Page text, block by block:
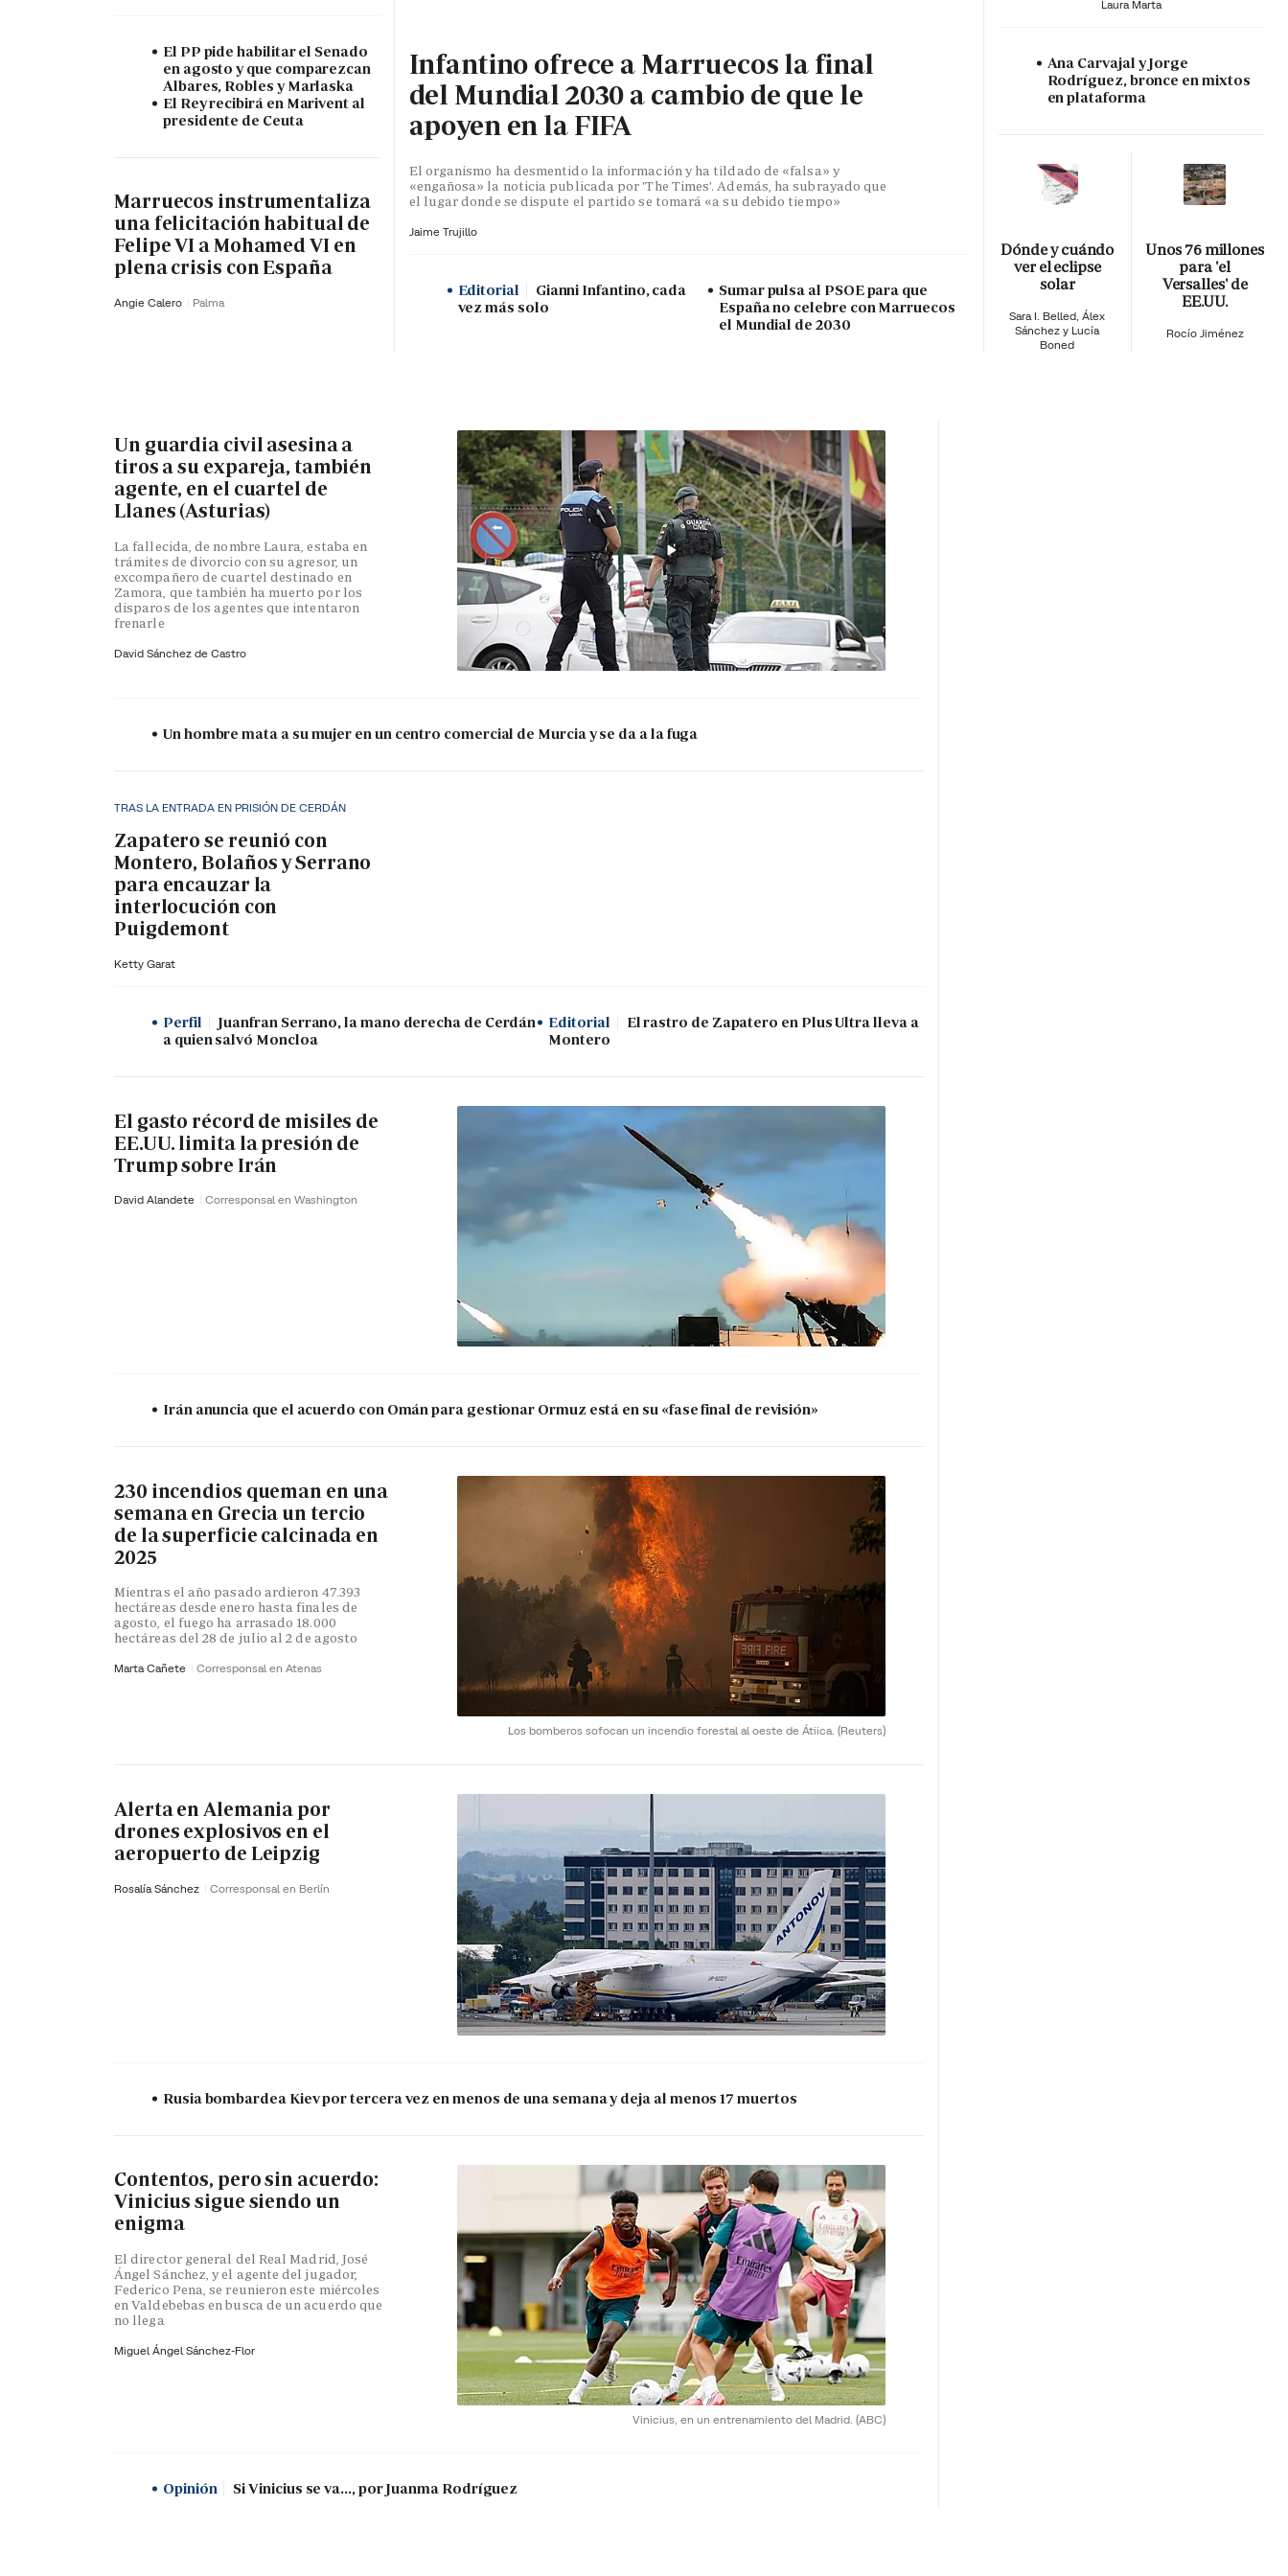
El PP pide habilitar el Senado
en agosto y que comparezcan
Albares, Robles y Marlaska
El Rey recibirá en Marivent al
presidente de Ceuta
Marruecos instrumentaliza
una felicitación habitual de
Felipe VI a Mohamed VI en
plena crisis con España
Angie Calero Palma
Infantino ofrece a Marruecos la final
del Mundial 2030 a cambio de que le
apoyen en la FIFA
El organismo ha desmentido la información y ha tildado de «falsa» y
«engañosa» la noticia publicada por 'The Times'. Además, ha subrayado que
el lugar donde se dispute el partido se tomará «a su debido tiempo»
Jaime Trujillo
Editorial
Gianni Infantino, cada
vez más solo
Sumar pulsa al PSOE para que
España no celebre con Marruecos
el Mundial de 2030
Laura Marta
Ana Carvajal y Jorge
Rodríguez, bronce en mixtos
en plataforma
Dónde y cuándo
ver el eclipse
solar
Sara I. Belled, Álex
Sánchez y Lucía
Boned
Unos 76 millones
para 'el
Versalles' de
EE.UU.
Rocío Jiménez
Un guardia civil asesina a
tiros a su expareja, también
agente, en el cuartel de
Llanes (Asturias)
La fallecida, de nombre Laura, estaba en
trámites de divorcio con su agresor, un
excompañero de cuartel destinado en
Zamora, que también ha muerto por los
disparos de los agentes que intentaron
frenarle
David Sánchez de Castro
Un hombre mata a su mujer en un centro comercial de Murcia y se da a la fuga
TRAS LA ENTRADA EN PRISIÓN DE CERDÁN
Zapatero se reunió con
Montero, Bolaños y Serrano
para encauzar la
interlocución con
Puigdemont
Ketty Garat
Perfil
Juanfran Serrano, la mano derecha de Cerdán
a quien salvó Moncloa
Editorial
El rastro de Zapatero en Plus Ultra lleva a
Montero
El gasto récord de misiles de
EE.UU. limita la presión de
Trump sobre Irán
David Alandete Corresponsal en Washington
Irán anuncia que el acuerdo con Omán para gestionar Ormuz está en su «fase final de revisión»
Los bomberos sofocan un incendio forestal al oeste de Átiica. (Reuters)
230 incendios queman en una
semana en Grecia un tercio
de la superficie calcinada en
2025
Mientras el año pasado ardieron 47.393
hectáreas desde enero hasta finales de
agosto, el fuego ha arrasado 18.000
hectáreas del 28 de julio al 2 de agosto
Marta Cañete Corresponsal en Atenas
Alerta en Alemania por
drones explosivos en el
aeropuerto de Leipzig
Rosalía Sánchez Corresponsal en Berlín
Rusia bombardea Kiev por tercera vez en menos de una semana y deja al menos 17 muertos
Vinicius, en un entrenamiento del Madrid. (ABC)
Contentos, pero sin acuerdo:
Vinicius sigue siendo un
enigma
El director general del Real Madrid, José
Ángel Sánchez, y el agente del jugador,
Federico Pena, se reunieron este miércoles
en Valdebebas en busca de un acuerdo que
no llega
Miguel Ángel Sánchez-Flor
Opinión Si Vinicius se va..., por Juanma Rodríguez